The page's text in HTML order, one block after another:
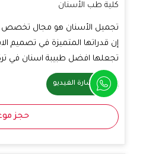
كلية طب الأسنان
تجميل الأسنان هو مجال تخصص
إن قدراتها المتميزة في تصميم
تجعلها افضل طبيبة اسنان في
استشارة الفيديو
حجز